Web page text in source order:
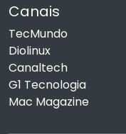
Canais
TecMundo
Diolinux
Canaltech
G1 Tecnologia
Mac Magazine